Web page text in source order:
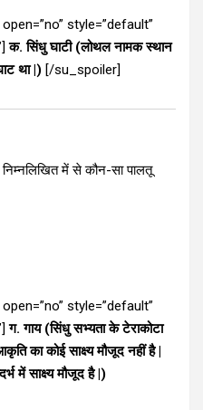
style=”default”
क. सिंधु घाटी (लोथल नामक स्थान
था |) [/su_spoiler]
में से कौन-सा पालतू
style=”default”
ग. गाय (सिंधु सभ्यता के टेराकोटा
का कोई साक्ष्य मौजूद नहीं है |
में साक्ष्य मौजूद है |)